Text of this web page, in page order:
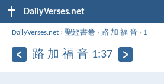
DailyVerses.net
DailyVerses.net ›聖經書卷 › 路 加 福 音 › 1
路 加 福 音 1:37